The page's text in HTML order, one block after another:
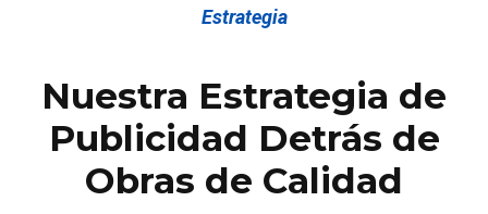
Estrategia
Nuestra Estrategia de
Publicidad Detrás de
Obras de Calidad